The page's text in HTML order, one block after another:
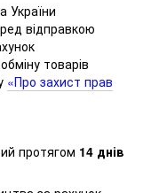
України
відправкою
товарів
«Про захист прав
протягом 14 днів